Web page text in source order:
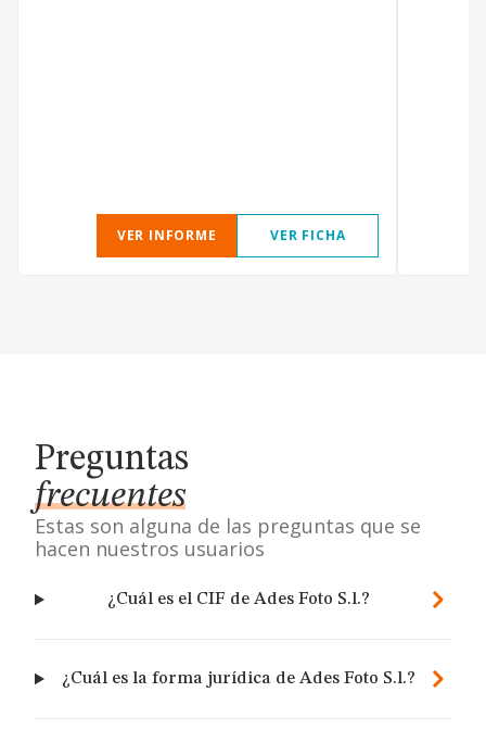
VER INFORME VER FICHA
Preguntas
frecuentes
Estas son alguna de las preguntas que se
hacen nuestros usuarios
¿Cuál es el CIF de Ades Foto S.l.?
¿Cuál es la forma jurídica de Ades Foto S.l.?